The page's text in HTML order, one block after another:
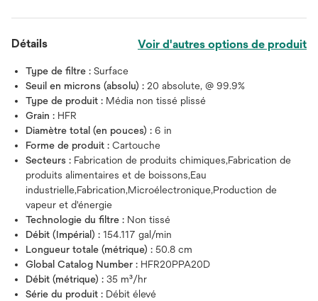
Détails Voir d'autres options de produit
Type de filtre : Surface
Seuil en microns (absolu) : 20 absolute, @ 99.9%
Type de produit : Média non tissé plissé
Grain : HFR
Diamètre total (en pouces) : 6 in
Forme de produit : Cartouche
Secteurs : Fabrication de produits chimiques,Fabrication de
produits alimentaires et de boissons,Eau
industrielle,Fabrication,Microélectronique,Production de
vapeur et d'énergie
Technologie du filtre : Non tissé
Débit (Impérial) : 154.117 gal/min
Longueur totale (métrique) : 50.8 cm
Global Catalog Number : HFR20PPA20D
Débit (métrique) : 35 m³/hr
Série du produit : Débit élevé